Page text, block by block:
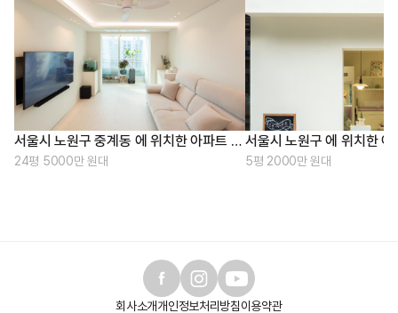
서울시 노원구 중계동 에 위치한 아파트 인테리어를 소개합니다.
24평 5000만 원대 5평 2000만 원대
회사소개개인정보처리방침이용약관